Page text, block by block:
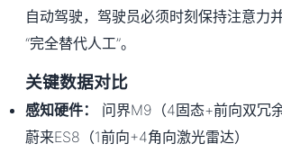
自动驾驶，驾驶员必须时刻保持注意力
“完全替代人工”。
关键数据对比
感知硬件：
问界M9（4固态+前向双冗
蔚来ES8（1前向+4角向激光雷达）